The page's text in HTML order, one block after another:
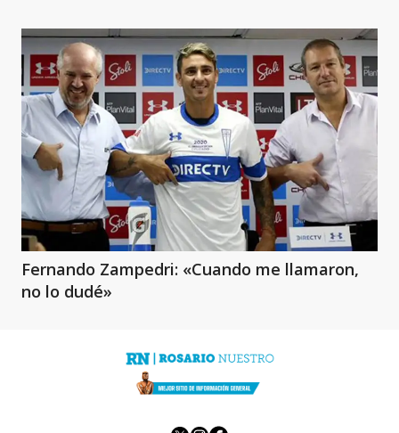
Fernando Zampedri: «Cuando me llamaron,
no lo dudé»